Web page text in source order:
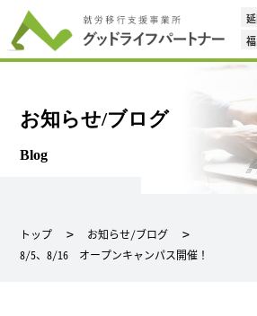
お知らせ/ブログ
Blog
トップ
お知らせ/ブログ
8/5、8/16 オープンキャンパス開催！